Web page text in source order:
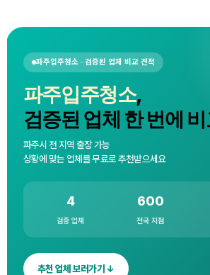
파주입주청소 · 검증된 업체 비교 견적
파주입주청소,
검증된 업체 한 번에
파주시 전 지역 출장 가능
상황에 맞는 업체를 무료로 추천받으세요
4
검증 업체
600
전국 지점
추천 업체 보러가기 ↓